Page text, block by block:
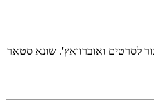
לסרטים ואוברוואץ'. שונא סטאר